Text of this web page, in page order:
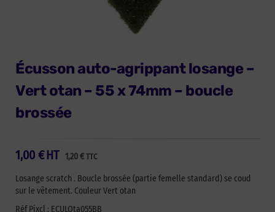
Écusson auto-agrippant losange –
Vert otan – 55 x 74mm – boucle
brossée
1,00 € 1,20€ TTC
HT
Losange scratch . Boucle brossée (partie femelle standard) se coud
sur le vêtement. Couleur Vert otan
Réf Pixcl : ECULOta055BB